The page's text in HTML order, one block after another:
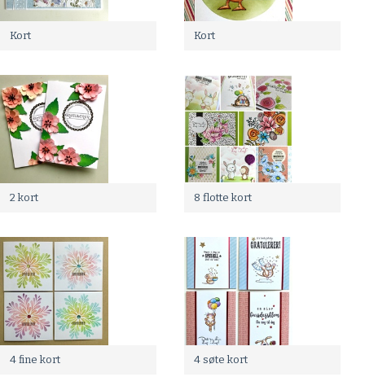
Kort Kort
2 kort 8 flotte kort
4 fine kort 4 søte kort